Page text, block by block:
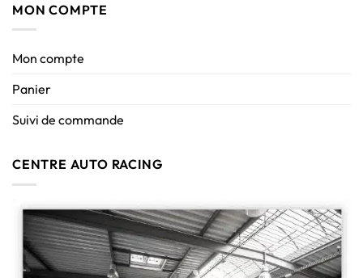
MON COMPTE
Mon compte
Panier
Suivi de commande
CENTRE AUTO RACING